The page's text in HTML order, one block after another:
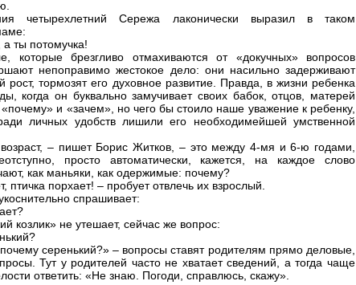
четырехлетний Сережа лаконически выразил в таком
ты потомучка!
которые брезгливо отмахиваются от «докучных» вопросов
непоправимо жестокое дело: они насильно задерживают
рост, тормозят его духовное развитие. Правда, в жизни ребенка
когда он буквально замучивает своих бабок, отцов, матерей
и «зачем», но чего бы стоило наше уважение к ребенку,
личных удобств лишили его необходимейшей умственной
возраст, – пишет Борис Житков, – это между 4-мя и 6-ю годами,
просто автоматически, кажется, на каждое слово
как маньяки, как одержимые: почему?
птичка порхает! – пробует отвлечь их взрослый.
спрашивает:
козлик» не утешает, сейчас же вопрос:
серенький?» – вопросы ставят родителям прямо деловые,
Тут у родителей часто не хватает сведений, а тогда чаще
ответить: «Не знаю. Погоди, справлюсь, скажу».